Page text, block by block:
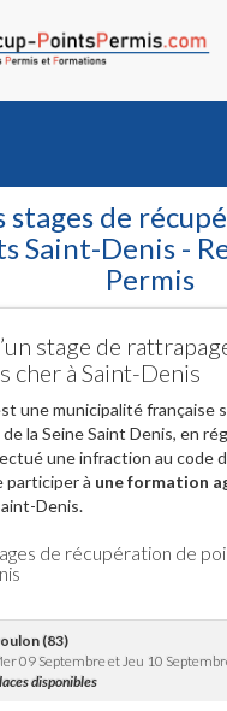
stages de
Saint-Denis -
Permis
stage de
cher à Saint-Denis
une municipalité française
la Seine Saint Denis, en
une infraction au code
participer à une formation
Denis.
de récupération de
(83)
09 Septembre et Jeu 10
disponibles